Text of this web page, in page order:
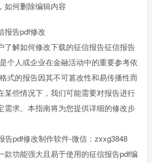
如何删除编辑内容
报告pdf修改
了解如何修改下载的征信报告征信报告
个人或企业在金融活动中的重要参考依
式的报告因其不可篡改性和易传播性而
某些情况下，我们可能需要对报告进行
需求。本指南将为您提供详细的修改步
告pdf修改制作软件-微信：zxxg3848
款功能强大且易于使用的征信报告pdf编